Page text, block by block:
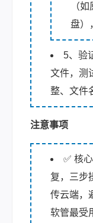
（
盘）
5、验
文件，测
整、文件
注意事项
✅ 核
复，三步
传云端，
软管最受